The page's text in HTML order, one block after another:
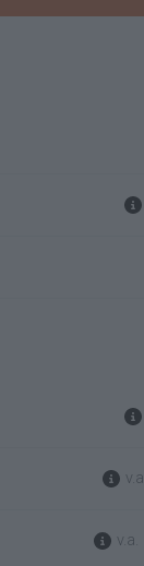
v.a.
v.a.